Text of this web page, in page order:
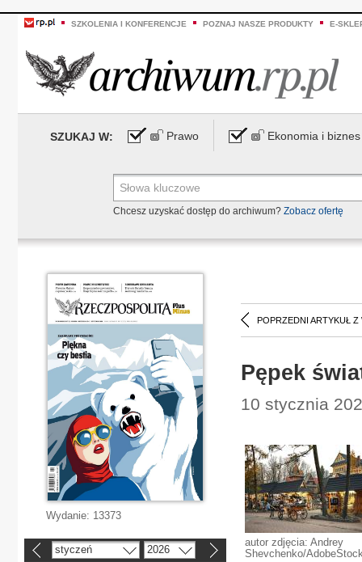
SZKOLENIA I KONFERENCJE POZNAJ NASZE PRODUKTY E-
SZUKAJ W: Prawo Ekonomia i biznes
Chcesz uzyskać dostęp do archiwum? Zobacz ofertę
POPRZEDNI ARTYKUŁ Z
Pępek
10 stycznia
autor zdjęcia: Andrey
Shevchenko/
Wydanie: 13373
styczeń 2026